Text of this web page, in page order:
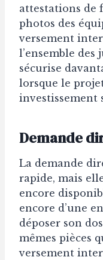
attestations de
photos des
versement
l’ensemble
sécurise
lorsque le
investissement
Demande
La demande
rapide, mais
encore
encore d’une
déposer son
mêmes pièces
versement